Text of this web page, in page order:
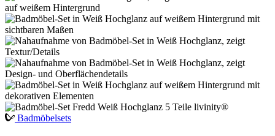
Badmöbelsets